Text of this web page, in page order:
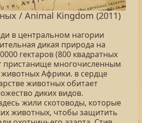
/ Animal Kingdom (2011)
в центральном нагории
дикая природа на
гектаров (800 квадратных
пристанище многочисленным
Африки. в сердце
животных обитает
диких видов.
жили скотоводы, которые
животных, чтобы защитить